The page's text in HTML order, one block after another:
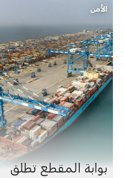
الأمن
بوابة المقطع تطلق